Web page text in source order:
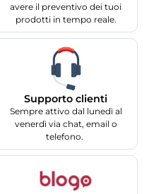
avere il preventivo dei tuoi
prodotti in tempo reale.
Supporto clienti
Sempre attivo dal lunedì al
venerdì via chat, email o
telefono.